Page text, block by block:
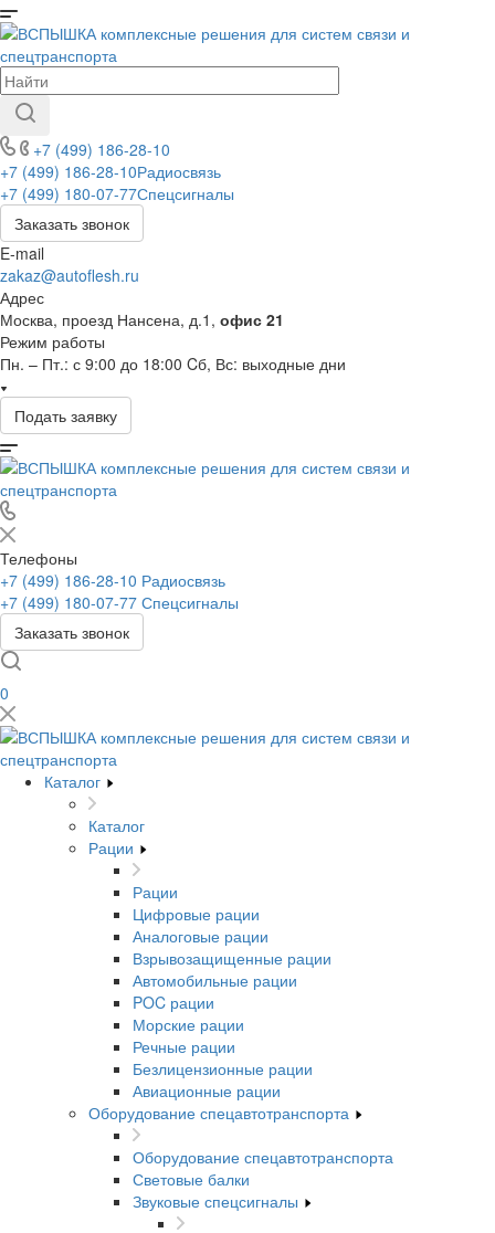
+7 (499) 186-28-10
+7 (499) 186-28-10Радиосвязь
+7 (499) 180-07-77Спецсигналы
Заказать звонок
E-mail
zakaz@autoflesh.ru
Адрес
Москва, проезд Нансена, д.1, офис 21
Режим работы
Пн. – Пт.: с 9:00 до 18:00 Cб, Вс: выходные дни
Подать заявку
Телефоны
+7 (499) 186-28-10 Радиосвязь
+7 (499) 180-07-77 Спецсигналы
Заказать звонок
0
Каталог
Каталог
Рации
Рации
Цифровые рации
Аналоговые рации
Взрывозащищенные рации
Автомобильные рации
POC рации
Морские рации
Речные рации
Безлицензионные рации
Авиационные рации
Оборудование спецавтотранспорта
Оборудование спецавтотранспорта
Световые балки
Звуковые спецсигналы